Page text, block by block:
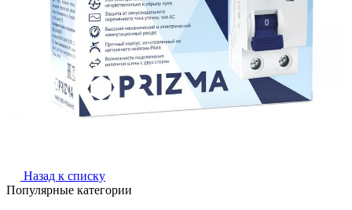
Назад к списку
Популярные категории